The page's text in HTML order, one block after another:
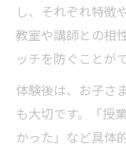
し、それぞれ特徴
教室や講師との相
ッチを防ぐことが
体験後は、お子さ
も大切です。「授
かった」など具体